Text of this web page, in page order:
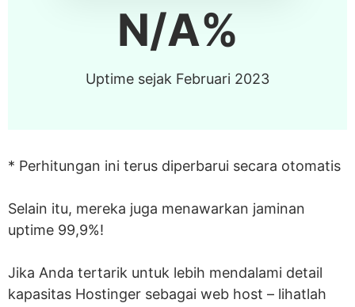
N/A%
Uptime sejak Februari 2023
* Perhitungan ini terus diperbarui secara otomatis
Selain itu, mereka juga menawarkan jaminan
uptime 99,9%!
Jika Anda tertarik untuk lebih mendalami detail
kapasitas Hostinger sebagai web host – lihatlah